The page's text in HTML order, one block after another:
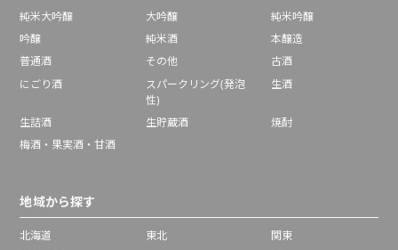
純米大吟醸 大吟醸
純米吟醸
吟醸
純米酒
本醸造
普通酒
その他
古酒
にごり酒
スパークリング(発泡
性)
生酒
生詰酒 生貯蔵酒
焼酎
梅酒・果実酒・甘酒
地域から探す
北海道 東北
関東